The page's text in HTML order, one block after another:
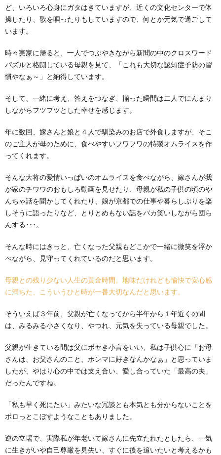
ど、いろいろ心身にガタはきていますが、近くの文化センターで体
操したり、歌を唄ったりもしていますので、何とか元気で過ごして
います。
時々実家に帰ると、一人でつぶやきながら新聞の中のクロスワード
パズルと格闘している母親を見て、「これも大切な認知症予防の習
慣やなぁ～」と納得しています。
そして、一緒に考え、答えをつなぎ、揃った瞬間は二人でにんまり
しながらフツフツとした幸せを感じます。
年に数回、嫁さんと娘と４人で馴染みのお店で外食しますが、そこ
のご主人が母のために、食べやすいフワフワの特製オムライスを作
ってくれます。
そんな大将の愛情いっぱいのオムライスを食べながら、嫁さんが我
が家のチワワのおもしろ動画を見せたり、母親が私の子供の頃のや
んちゃ話を聞かしてくれたり、娘が京都での仕事や暮らしぶりを楽
しそうに語ったりなど、とりとめもない話をバカ笑いしながら団ら
んする･･･。
そんな時にはきっと、亡くなった父親もどこかで一緒に微笑を浮か
べながら、見守ってくれているのだと思います。
母親との残り少ない人生の黄金時間。地味だけれども愉快で安心感
に満ちた、こういうひと時が一番大切なんだと思います。
そういえば３年前、父親が亡くなってから半年から１年近くの間
は、みるみる小さくなり、やつれ、元気を失っている母親でした。
父親が生きている間は父にボヤき小言をいい、私は子供心に「お母
さんは、お父さんのこと、ホンマに好きなんかなぁ」と思っていま
したが、やはり心の中では支え合い、愛し合っていた「最高の夫」
だったんですね。
「私も早く死にたい」みたいな冗談とも本気とも分からないことを
ポロっとこぼすようなこともありました。
逆の立場で、実際私が年老いて嫁さんに先立たれたとしたら、一気
に生きがいや自己尊厳を見失い、すぐに後を追いたいと考えるかも